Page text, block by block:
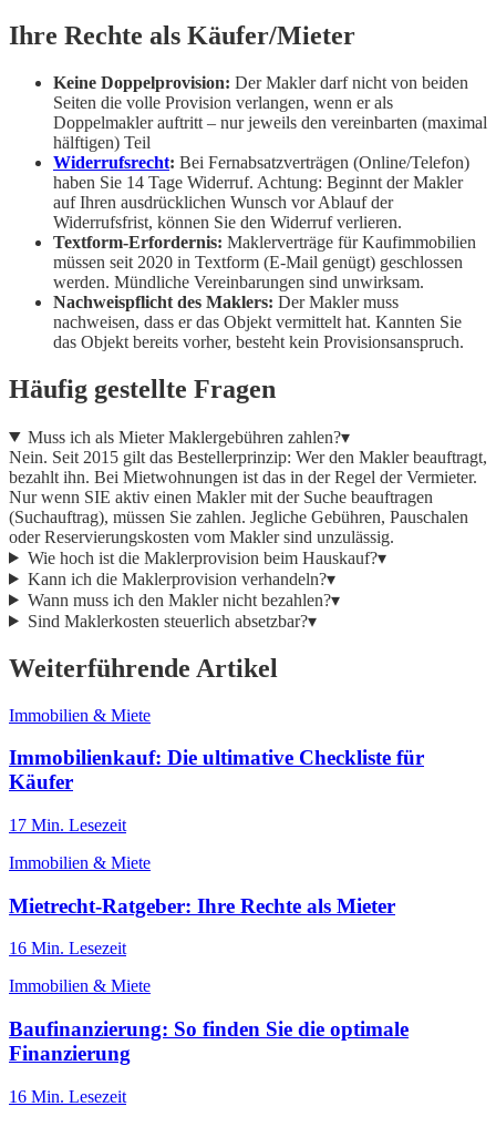
Ihre Rechte als Käufer/Mieter
Keine Doppelprovision: Der Makler darf nicht von beiden
Seiten die volle Provision verlangen, wenn er als
Doppelmakler auftritt – nur jeweils den vereinbarten (maximal
hälftigen) Teil
Widerrufsrecht: Bei Fernabsatzverträgen (Online/Telefon)
haben Sie 14 Tage Widerruf. Achtung: Beginnt der Makler
auf Ihren ausdrücklichen Wunsch vor Ablauf der
Widerrufsfrist, können Sie den Widerruf verlieren.
Textform-Erfordernis: Maklerverträge für Kaufimmobilien
müssen seit 2020 in Textform (E-Mail genügt) geschlossen
werden. Mündliche Vereinbarungen sind unwirksam.
Nachweispflicht des Maklers: Der Makler muss
nachweisen, dass er das Objekt vermittelt hat. Kannten Sie
das Objekt bereits vorher, besteht kein Provisionsanspruch.
Häufig gestellte Fragen
Muss ich als Mieter Maklergebühren zahlen?▾
Nein. Seit 2015 gilt das Bestellerprinzip: Wer den Makler beauftragt,
bezahlt ihn. Bei Mietwohnungen ist das in der Regel der Vermieter.
Nur wenn SIE aktiv einen Makler mit der Suche beauftragen
(Suchauftrag), müssen Sie zahlen. Jegliche Gebühren, Pauschalen
oder Reservierungskosten vom Makler sind unzulässig.
Wie hoch ist die Maklerprovision beim Hauskauf?▾
Kann ich die Maklerprovision verhandeln?▾
Wann muss ich den Makler nicht bezahlen?▾
Sind Maklerkosten steuerlich absetzbar?▾
Weiterführende Artikel
Immobilien & Miete
Immobilienkauf: Die ultimative Checkliste für
Käufer
17 Min. Lesezeit
Immobilien & Miete
Mietrecht-Ratgeber: Ihre Rechte als Mieter
16 Min. Lesezeit
Immobilien & Miete
Baufinanzierung: So finden Sie die optimale
Finanzierung
16 Min. Lesezeit